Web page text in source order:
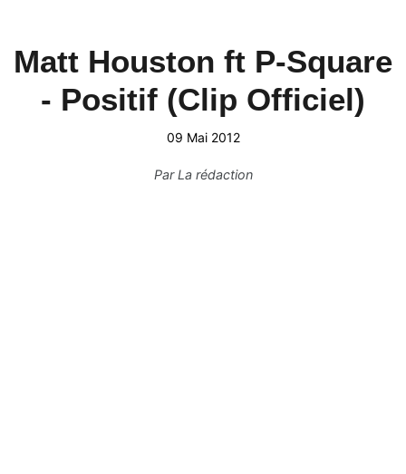
Matt Houston ft P-Square
- Positif (Clip Officiel)
09 Mai 2012
ParLa rédaction